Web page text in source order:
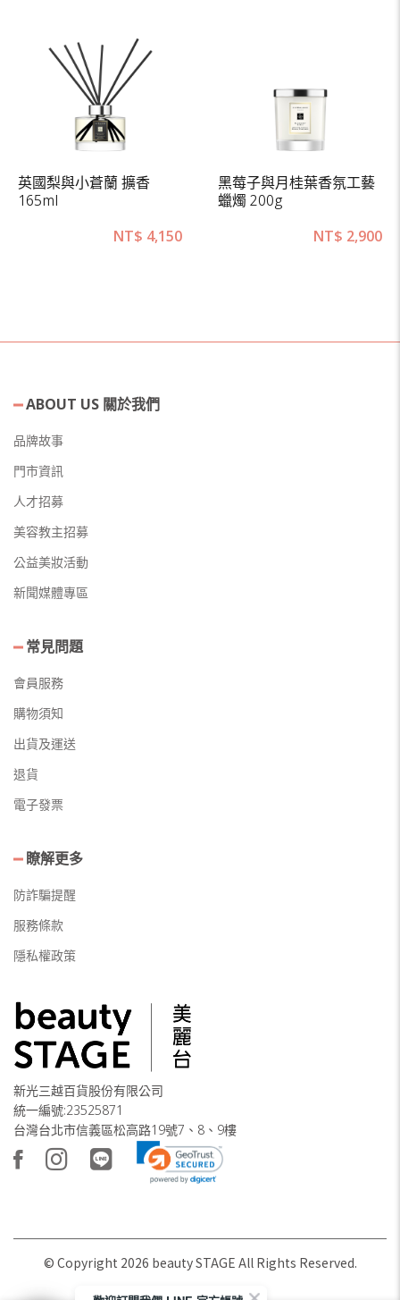
英國梨與小蒼蘭 擴香
165ml
NT$ 4,150
黑莓子與月桂葉香氛工藝
蠟燭 200g
NT$ 2,900
ABOUT US 關於我們
品牌故事
門市資訊
人才招募
美容教主招募
公益美妝活動
新聞媒體專區
常見問題
會員服務
購物須知
出貨及運送
退貨
電子發票
瞭解更多
防詐騙提醒
服務條款
隱私權政策
新光三越百貨股份有限公司
統一編號:23525871
台灣台北市信義區松高路19號7、8、9樓
© Copyright 2026 beauty STAGE All Rights Reserved.